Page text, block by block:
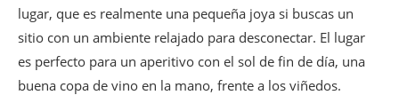
lugar, que es realmente una pequeña joya si buscas un
sitio con un ambiente relajado para desconectar. El lugar
es perfecto para un aperitivo con el sol de fin de día, una
buena copa de vino en la mano, frente a los viñedos.